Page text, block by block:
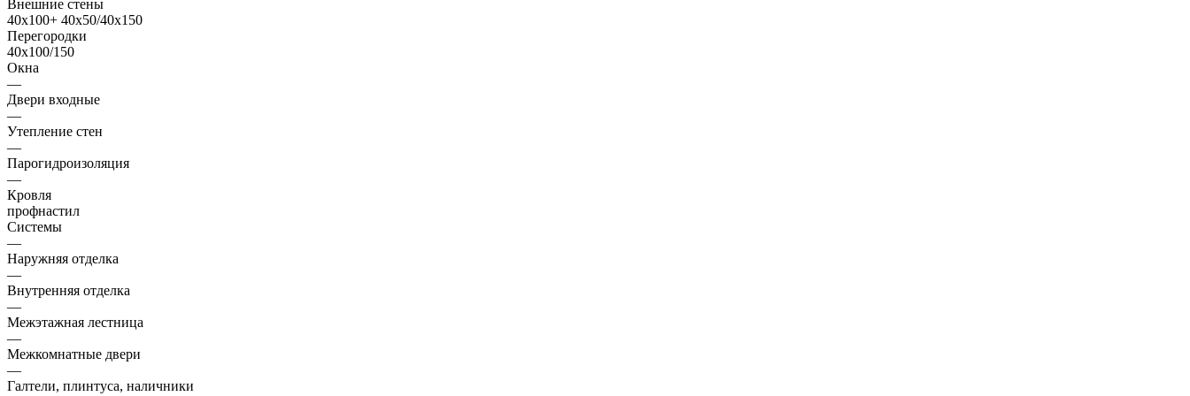
Внешние стены
40х100+ 40х50/40х150
Перегородки
40х100/150
Окна
—
Двери входные
—
Утепление стен
—
Парогидроизоляция
—
Кровля
профнастил
Системы
—
Наружняя отделка
—
Внутренняя отделка
—
Межэтажная лестница
—
Межкомнатные двери
—
Галтели, плинтуса, наличники